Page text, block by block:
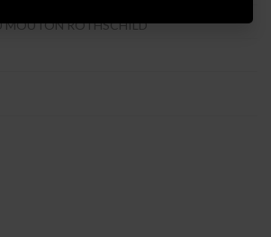
MOUTON ROTHSCHILD